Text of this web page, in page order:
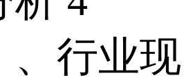
、行业现